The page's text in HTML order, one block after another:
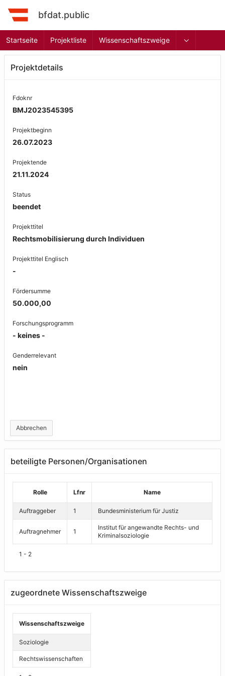
bfdat.public
Startseite Projektliste Wissenschaftszweige
Projektdetails
Fdoknr
BMJ2023545395
Projektbeginn
26.07.2023
Projektende
21.11.2024
Status
beendet
Projekttitel
Rechtsmobilisierung durch Individuen
Projekttitel Englisch
-
Fördersumme
50.000,00
Forschungsprogramm
- keines -
Genderrelevant
nein
Abbrechen
beteiligte Personen/Organisationen
Rolle Lfnr Name
Auftraggeber 1 Bundesministerium für Justiz
Auftragnehmer 1
Institut für angewandte Rechts- und
Kriminalsoziologie
1 - 2
zugeordnete Wissenschaftszweige
Wissenschaftszweige
Soziologie
Rechtswissenschaften